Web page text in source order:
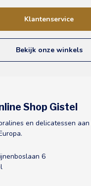
Klantenservice
Bekijk onze winkels
Shop Gistel
en delicatessen
6